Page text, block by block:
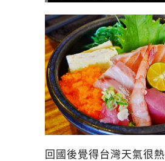
回國後覺得台灣天氣很